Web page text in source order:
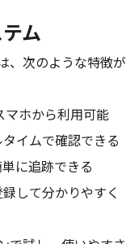
ム
、次のような特徴が
マホから利用可能
イムで確認できる
に追跡できる
して分かりやすく